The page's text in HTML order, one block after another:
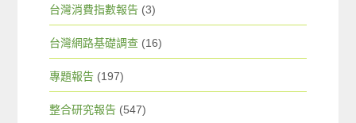
台灣消費指數報告 (3)
台灣網路基礎調查 (16)
專題報告 (197)
整合研究報告 (547)